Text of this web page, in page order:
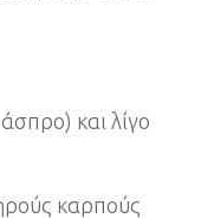
και λίγο
καρπούς